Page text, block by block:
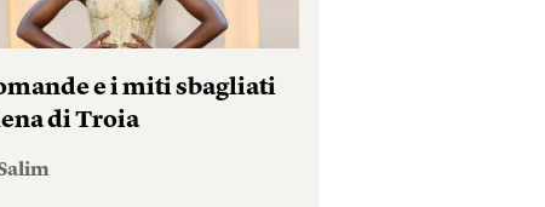
e i miti sbagliati
di Troia